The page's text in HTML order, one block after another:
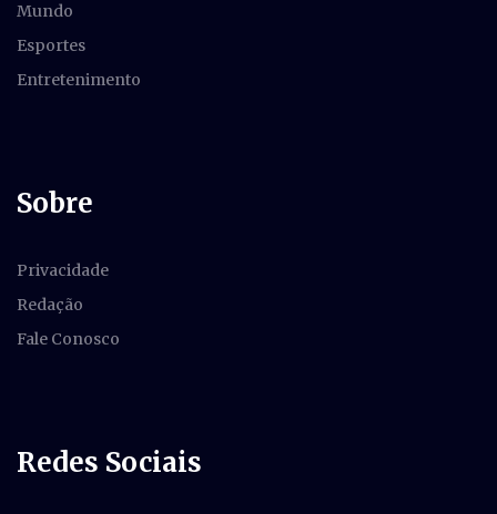
Mundo
Esportes
Entretenimento
Sobre
Privacidade
Redação
Fale Conosco
Redes Sociais